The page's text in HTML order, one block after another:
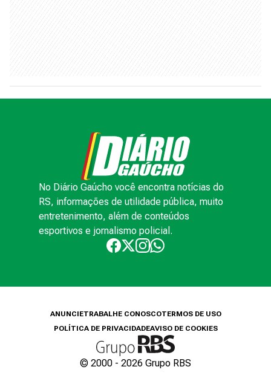
No Diário Gaúcho você encontra notícias do
RS, informações de utilidade pública, muito
entretenimento, além de conteúdos
esportivos e jornalismo policial.
ANUNCIETRABALHE CONOSCOTERMOS DE USO
POLÍTICA DE PRIVACIDADEAVISO DE COOKIES
© 2000 - 2026 Grupo RBS